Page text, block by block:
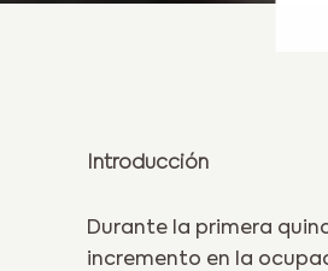
Introducción
Durante la primera
incremento en la